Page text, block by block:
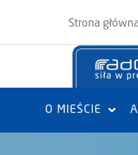
Strona
O MIEŚCIE